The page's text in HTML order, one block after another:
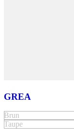
GREA
Brun
Taupe